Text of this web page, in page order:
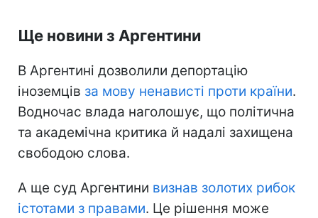
Ще новини з Аргентини
В Аргентині дозволили депортацію
іноземців за мову ненависті проти країни.
Водночас влада наголошує, що політична
та академічна критика й надалі захищена
свободою слова.
А ще суд Аргентини визнав золотих рибок
істотами з правами. Це рішення може